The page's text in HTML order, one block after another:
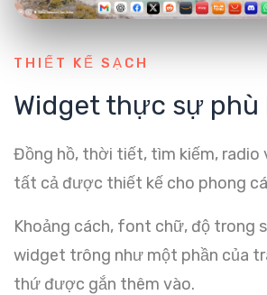
THIẾT KẾ SẠCH
Widget thực sự phù
Đồng hồ, thời tiết, tìm kiếm, radio
tất cả được thiết kế cho phong
Khoảng cách, font chữ, độ trong
widget trông như một phần của
thứ được gắn thêm vào.